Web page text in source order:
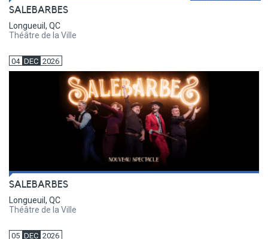
SALEBARBES
Longueuil, QC
Théâtre de la Ville
04 DEC 2026
SALEBARBES
Longueuil, QC
Théâtre de la Ville
05 DEC 2026